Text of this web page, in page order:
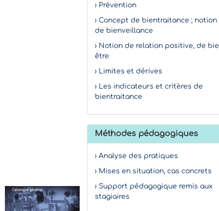
› Prévention
› Concept de bientraitance ; notion
de bienveillance
› Notion de relation positive, de
être
› Limites et dérives
› Les indicateurs et critères de
bientraitance
Méthodes pédagogiques
› Analyse des pratiques
› Mises en situation, cas concrets
› Support pédagogique remis aux
stagiaires